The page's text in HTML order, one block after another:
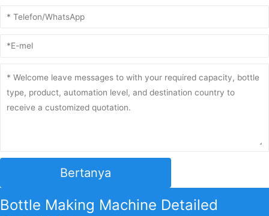
Bertanya
Bottle Making Machine Detailed